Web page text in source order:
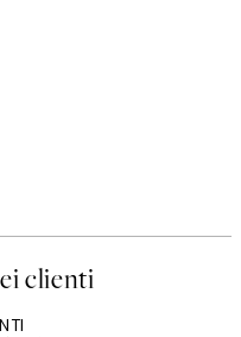
clienti